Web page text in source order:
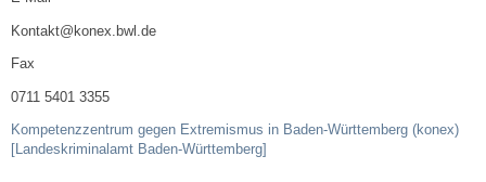
Kontakt@konex.bwl.de
Fax
0711 5401 3355
Kompetenzzentrum gegen Extremismus in Baden-Württemberg (konex)
[Landeskriminalamt Baden-Württemberg]